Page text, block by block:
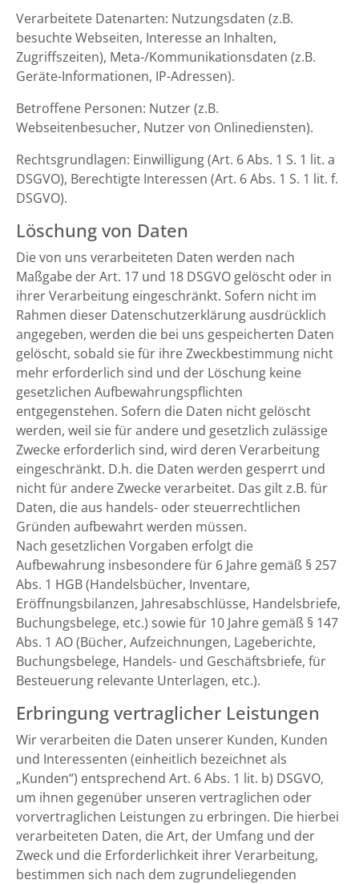
Verarbeitete Datenarten: Nutzungsdaten (z.B.
besuchte Webseiten, Interesse an Inhalten,
Zugriffszeiten), Meta-/Kommunikationsdaten (z.B.
Geräte-Informationen, IP-Adressen).
Betroffene Personen: Nutzer (z.B.
Webseitenbesucher, Nutzer von Onlinediensten).
Rechtsgrundlagen: Einwilligung (Art. 6 Abs. 1 S. 1 lit. a
DSGVO), Berechtigte Interessen (Art. 6 Abs. 1 S. 1 lit. f.
DSGVO).
Löschung von Daten
Die von uns verarbeiteten Daten werden nach
Maßgabe der Art. 17 und 18 DSGVO gelöscht oder in
ihrer Verarbeitung eingeschränkt. Sofern nicht im
Rahmen dieser Datenschutzerklärung ausdrücklich
angegeben, werden die bei uns gespeicherten Daten
gelöscht, sobald sie für ihre Zweckbestimmung nicht
mehr erforderlich sind und der Löschung keine
gesetzlichen Aufbewahrungspflichten
entgegenstehen. Sofern die Daten nicht gelöscht
werden, weil sie für andere und gesetzlich zulässige
Zwecke erforderlich sind, wird deren Verarbeitung
eingeschränkt. D.h. die Daten werden gesperrt und
nicht für andere Zwecke verarbeitet. Das gilt z.B. für
Daten, die aus handels- oder steuerrechtlichen
Gründen aufbewahrt werden müssen.
Nach gesetzlichen Vorgaben erfolgt die
Aufbewahrung insbesondere für 6 Jahre gemäß § 257
Abs. 1 HGB (Handelsbücher, Inventare,
Eröffnungsbilanzen, Jahresabschlüsse, Handelsbriefe,
Buchungsbelege, etc.) sowie für 10 Jahre gemäß § 147
Abs. 1 AO (Bücher, Aufzeichnungen, Lageberichte,
Buchungsbelege, Handels- und Geschäftsbriefe, für
Besteuerung relevante Unterlagen, etc.).
Erbringung vertraglicher Leistungen
Wir verarbeiten die Daten unserer Kunden, Kunden
und Interessenten (einheitlich bezeichnet als
„Kunden“) entsprechend Art. 6 Abs. 1 lit. b) DSGVO,
um ihnen gegenüber unseren vertraglichen oder
vorvertraglichen Leistungen zu erbringen. Die hierbei
verarbeiteten Daten, die Art, der Umfang und der
Zweck und die Erforderlichkeit ihrer Verarbeitung,
bestimmen sich nach dem zugrundeliegenden